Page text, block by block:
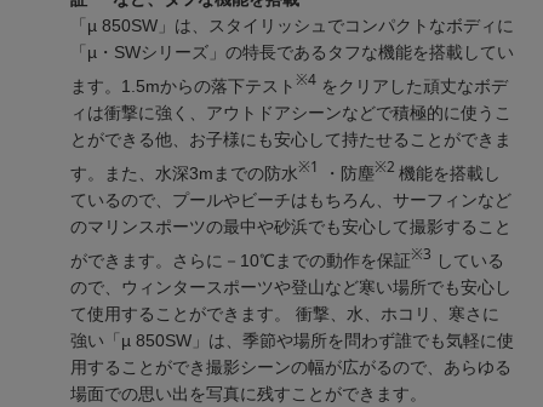
「µ 850SW」は、スタイリッシュでコンパクトなボディに
「µ・SWシリーズ」の特長であるタフな機能を搭載してい
ます。1.5mからの落下テスト※4 をクリアした頑丈なボデ
ィは衝撃に強く、アウトドアシーンなどで積極的に使うこ
とができる他、お子様にも安心して持たせることができま
す。また、水深3mまでの防水※1 ・防塵※2 機能を搭載し
ているので、プールやビーチはもちろん、サーフィンなど
のマリンスポーツの最中や砂浜でも安心して撮影すること
ができます。さらに－10℃までの動作を保証※3 している
ので、ウィンタースポーツや登山など寒い場所でも安心し
て使用することができます。 衝撃、水、ホコリ、寒さに
強い「µ 850SW」は、季節や場所を問わず誰でも気軽に使
用することができ撮影シーンの幅が広がるので、あらゆる
場面での思い出を写真に残すことができます。